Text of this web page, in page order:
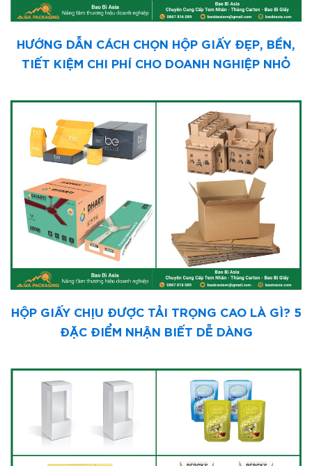
HƯỚNG DẪN CÁCH CHỌN HỘP GIẤY ĐẸP, BỀN,
TIẾT KIỆM CHI PHÍ CHO DOANH NGHIỆP NHỎ
HỘP GIẤY CHỊU ĐƯỢC TẢI TRỌNG CAO LÀ GÌ? 5
ĐẶC ĐIỂM NHẬN BIẾT DỄ DÀNG